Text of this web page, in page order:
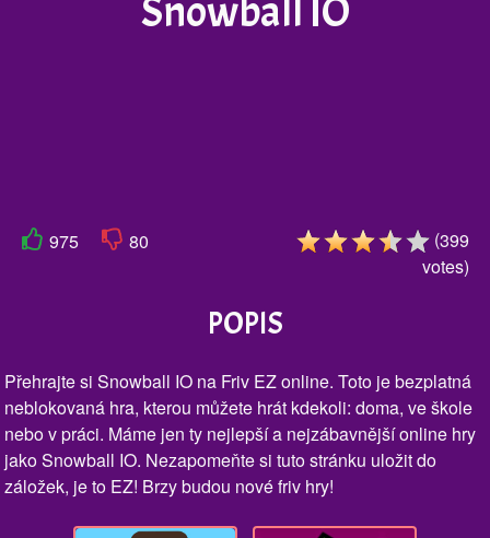
Snowball IO
975 80 (399
votes)
POPIS
Přehrajte si Snowball IO na Friv EZ online. Toto je bezplatná
neblokovaná hra, kterou můžete hrát kdekoli: doma, ve škole
nebo v práci. Máme jen ty nejlepší a nejzábavnější online hry
jako Snowball IO. Nezapomeňte si tuto stránku uložit do
záložek, je to EZ! Brzy budou nové friv hry!